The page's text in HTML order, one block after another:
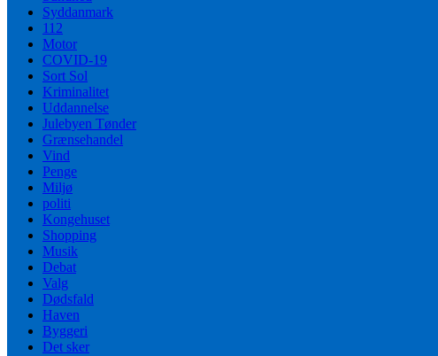
Syddanmark
112
Motor
COVID-19
Sort Sol
Kriminalitet
Uddannelse
Julebyen Tønder
Grænsehandel
Vind
Penge
Miljø
politi
Kongehuset
Shopping
Musik
Debat
Valg
Dødsfald
Haven
Byggeri
Det sker